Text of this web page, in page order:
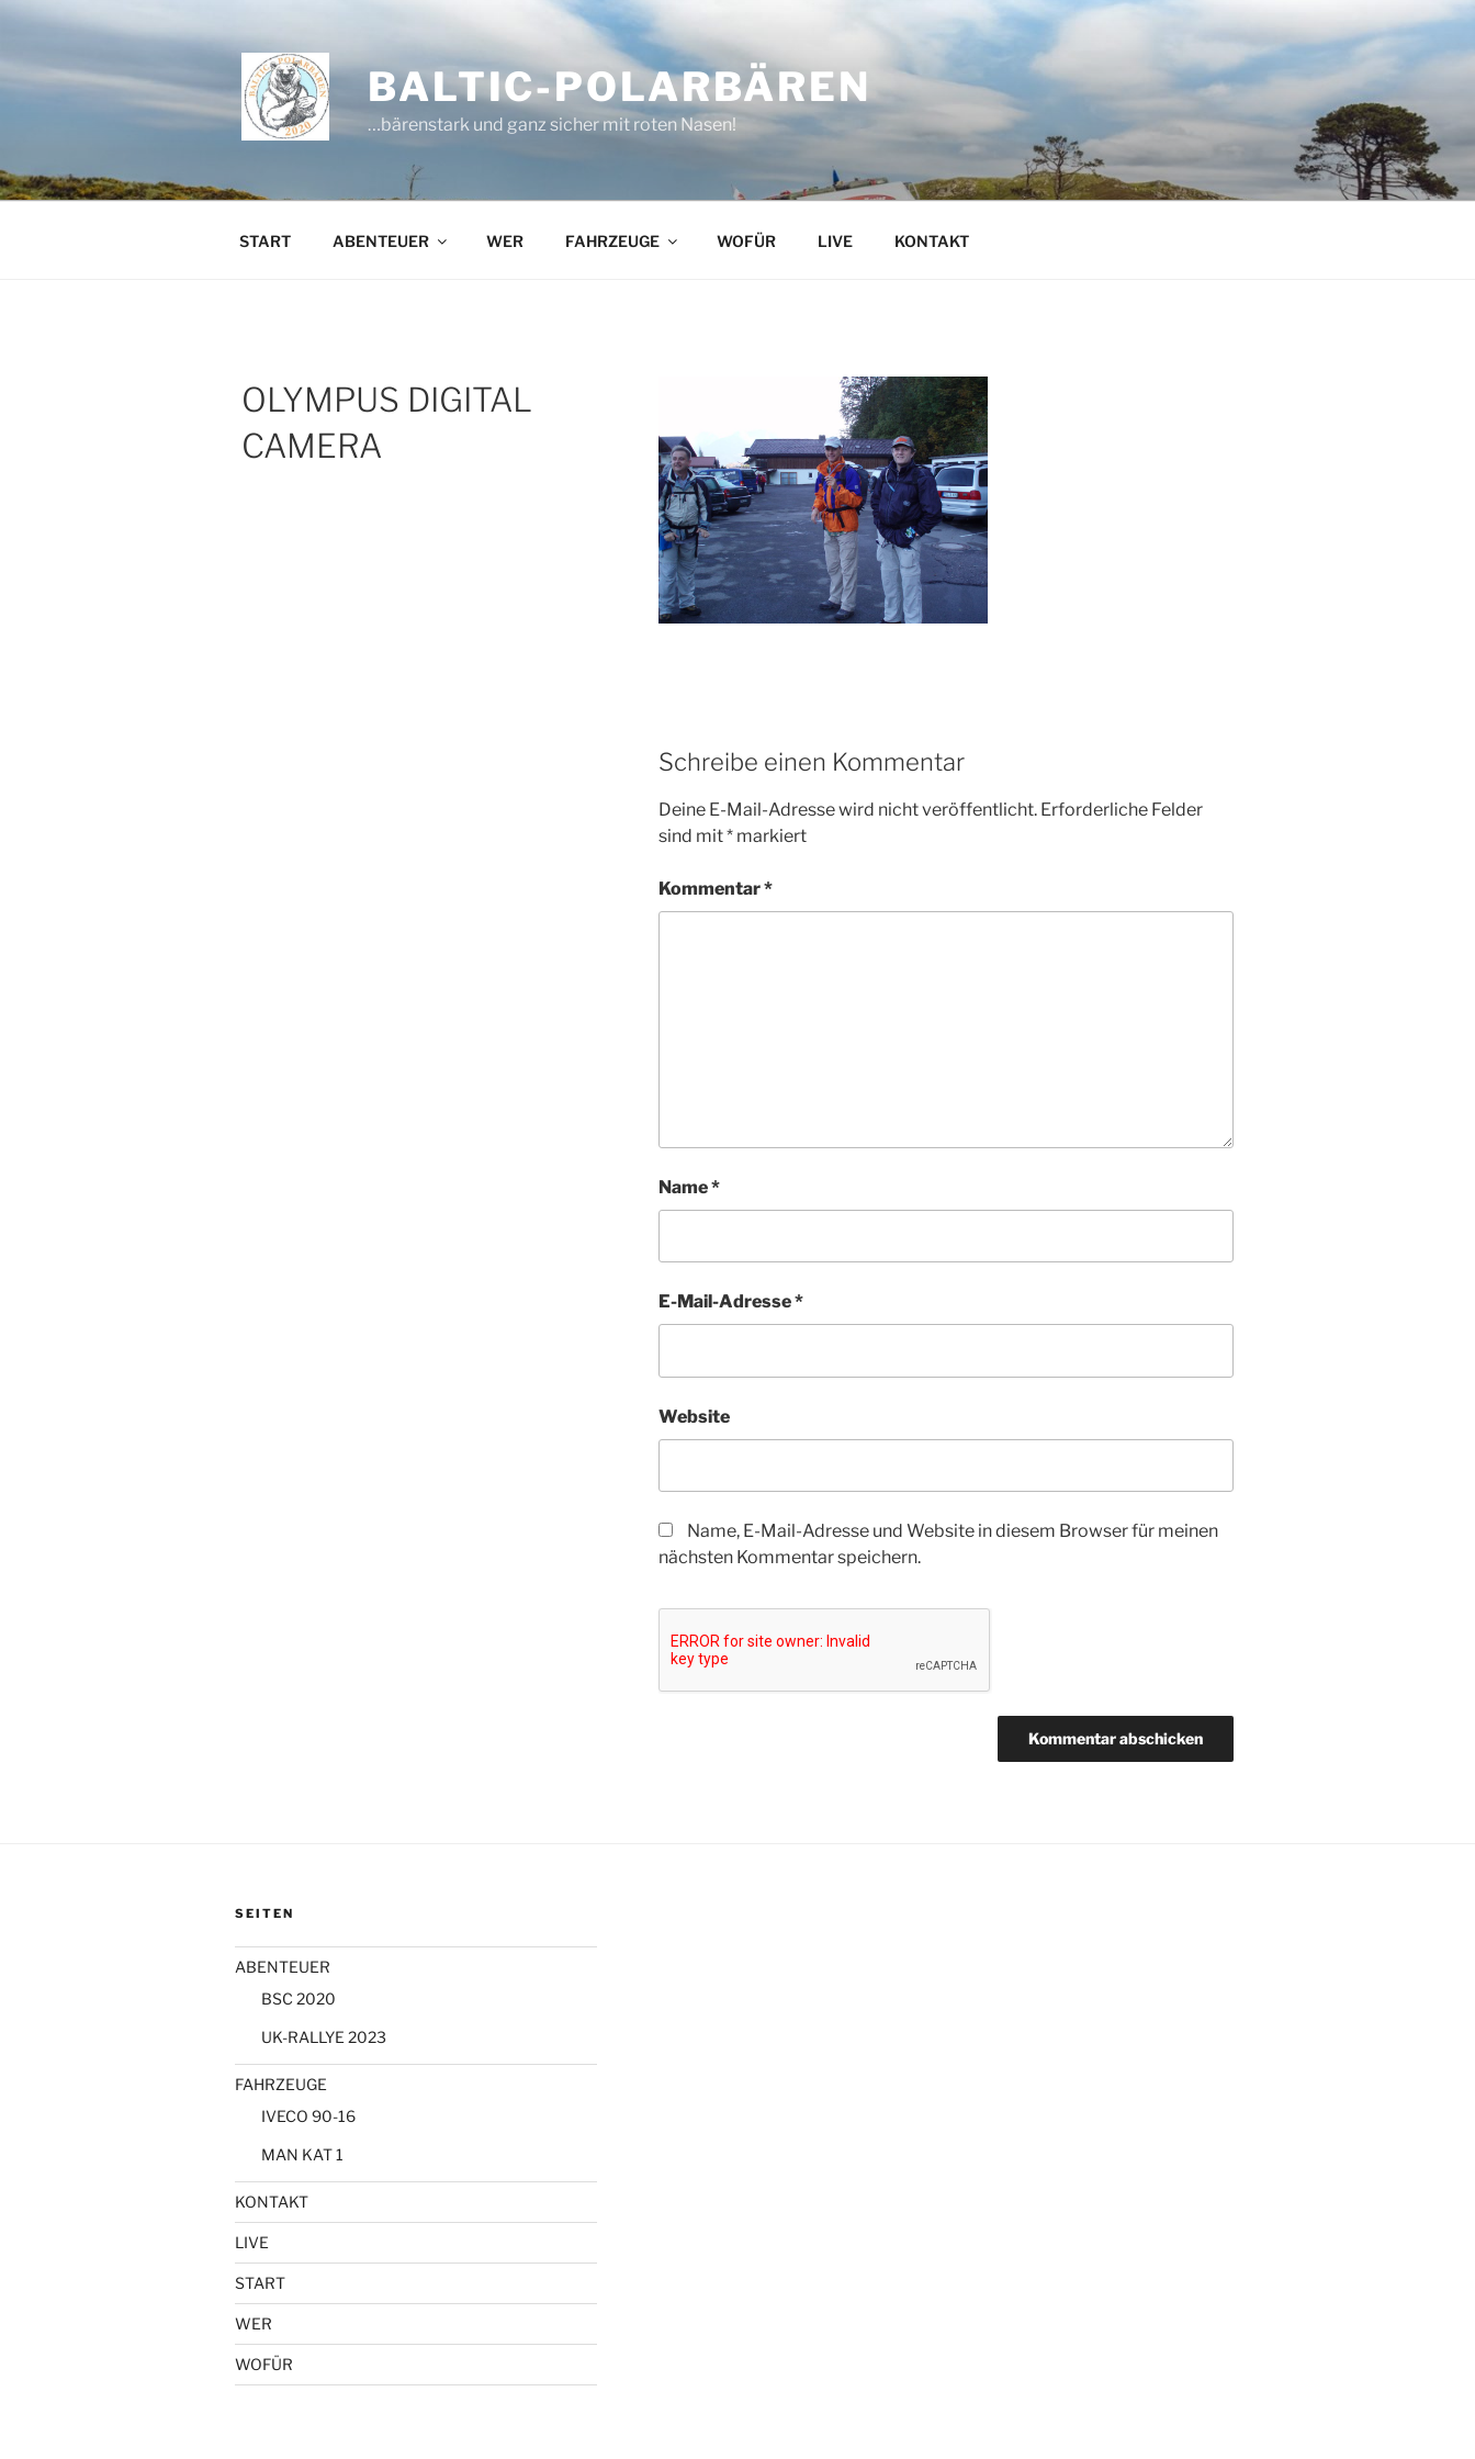
Zum
springen
BALTIC-POLARBÄREN
…bärenstark und ganz sicher mit roten Nasen!
START ABENTEUER WER FAHRZEUGE WOFÜR LIVE KONTAKT
OLYMPUS DIGITAL
CAMERA
Schreibe einen Kommentar
Deine E-Mail-Adresse wird nicht veröffentlicht. Erforderliche Felder
sind mit*markiert
Kommentar*
Name*
E-Mail-Adresse*
Website
Name, E-Mail-Adresse und Website in diesem Browser für meinen
nächsten Kommentar speichern.
SEITEN
ABENTEUER
BSC 2020
UK-RALLYE 2023
FAHRZEUGE
IVECO 90-16
MAN KAT 1
KONTAKT
LIVE
START
WER
WOFÜR